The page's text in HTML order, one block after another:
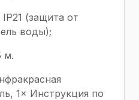
IP21 (защита от
воды);
м.
1× Инструкция по